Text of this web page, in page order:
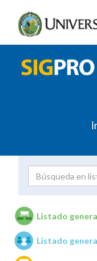
Unidades
Listado
Listado